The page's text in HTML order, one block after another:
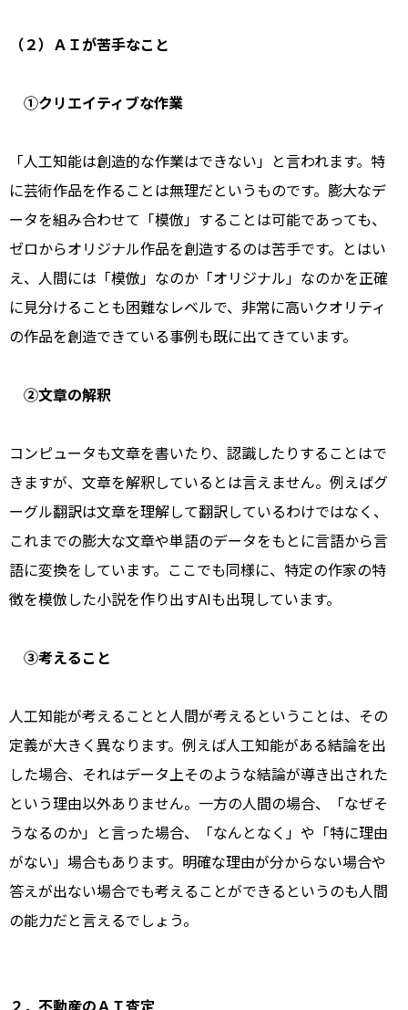
（２）ＡＩが苦手なこと
①クリエイティブな作業
「人工知能は創造的な作業はできない」と言われます。特
に芸術作品を作ることは無理だというものです。膨大なデ
ータを組み合わせて「模倣」することは可能であっても、
ゼロからオリジナル作品を創造するのは苦手です。とはい
え、人間には「模倣」なのか「オリジナル」なのかを正確
に見分けることも困難なレベルで、非常に高いクオリティ
の作品を創造できている事例も既に出てきています。
②文章の解釈
コンピュータも文章を書いたり、認識したりすることはで
きますが、文章を解釈しているとは言えません。例えばグ
ーグル翻訳は文章を理解して翻訳しているわけではなく、
これまでの膨大な文章や単語のデータをもとに言語から言
語に変換をしています。ここでも同様に、特定の作家の特
徴を模倣した小説を作り出すAIも出現しています。
③考えること
人工知能が考えることと人間が考えるということは、その
定義が大きく異なります。例えば人工知能がある結論を出
した場合、それはデータ上そのような結論が導き出された
という理由以外ありません。一方の人間の場合、「なぜそ
うなるのか」と言った場合、「なんとなく」や「特に理由
がない」場合もあります。明確な理由が分からない場合や
答えが出ない場合でも考えることができるというのも人間
の能力だと言えるでしょう。